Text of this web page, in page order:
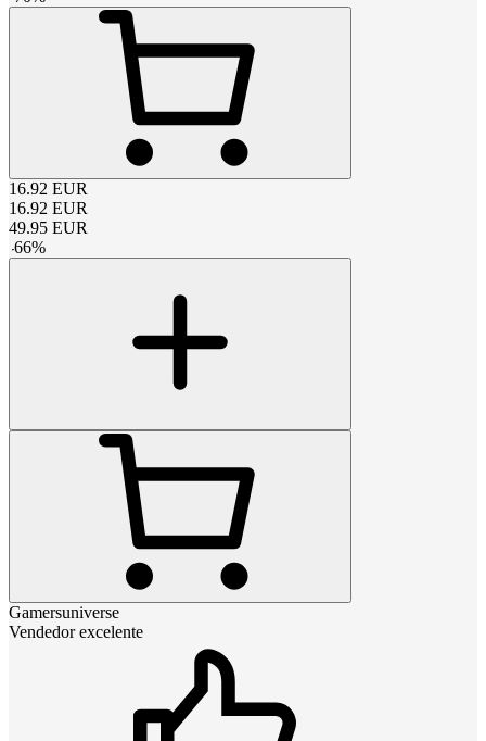
16.92 EUR
16.92 EUR
49.95 EUR
-66%
Gamersuniverse
Vendedor excelente